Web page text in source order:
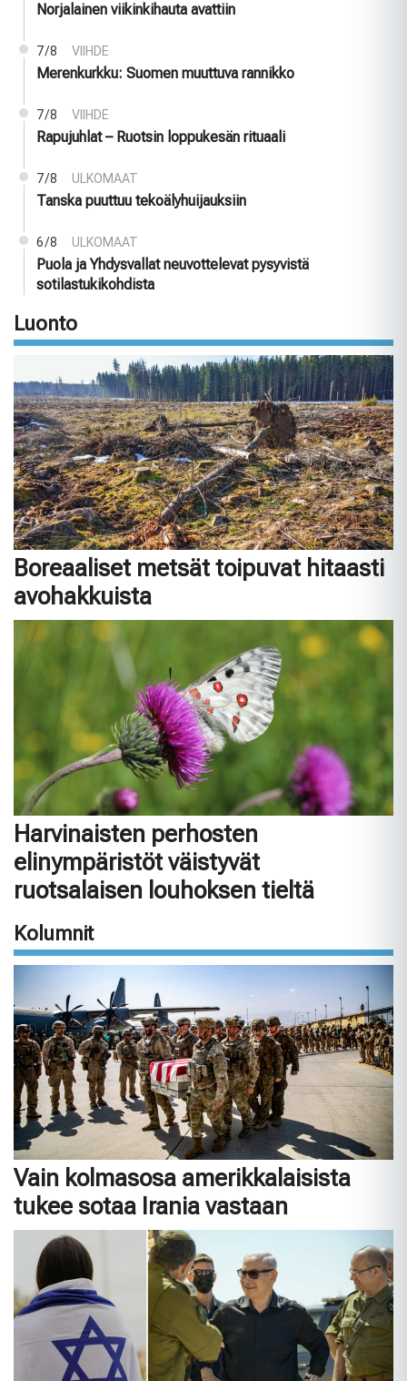
Norjalainen viikinkihauta avattiin
7/8 VIIHDE
Merenkurkku: Suomen muuttuva rannikko
7/8 VIIHDE
Rapujuhlat – Ruotsin loppukesän rituaali
7/8 ULKOMAAT
Tanska puuttuu tekoälyhuijauksiin
6/8 ULKOMAAT
Puola ja Yhdysvallat neuvottelevat pysyvistä
sotilastukikohdista
Luonto
Boreaaliset metsät toipuvat hitaasti
avohakkuista
Harvinaisten perhosten
elinympäristöt väistyvät
ruotsalaisen louhoksen tieltä
Kolumnit
Vain kolmasosa amerikkalaisista
tukee sotaa Irania vastaan